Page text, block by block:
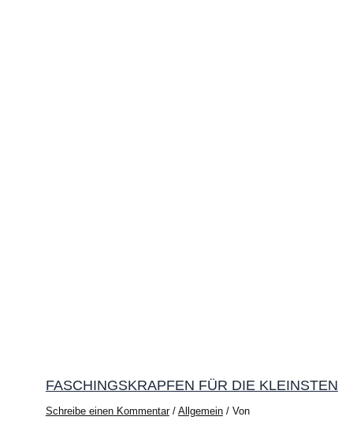
FASCHINGSKRAPFEN FÜR DIE KLEINSTEN
Schreibe einen Kommentar / Allgemein/ Von